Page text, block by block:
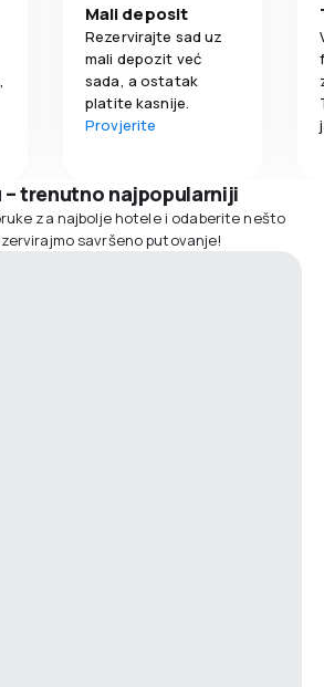
Mali deposit
Rezervirajte sad uz
mali depozit već
sada, a ostatak
platite kasnije.
Provjerite
– trenutno najpopularniji
za najbolje hotele i odaberite nešto
savršeno putovanje!